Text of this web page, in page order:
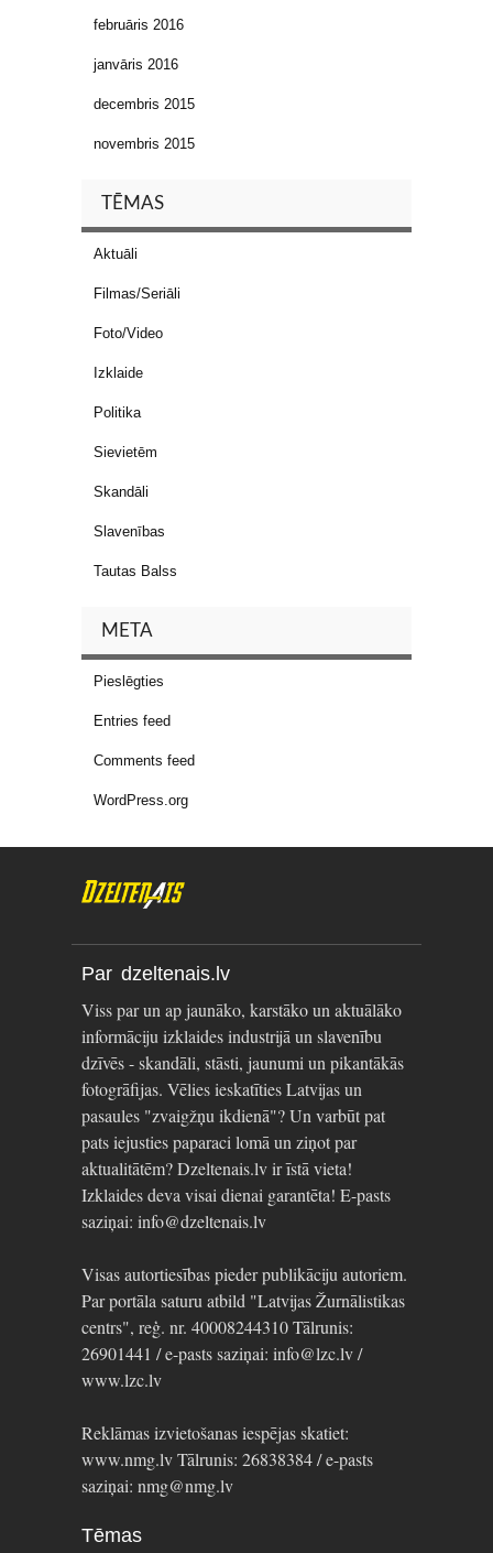
februāris 2016
janvāris 2016
decembris 2015
novembris 2015
TĒMAS
Aktuāli
Filmas/Seriāli
Foto/Video
Izklaide
Politika
Sievietēm
Skandāli
Slavenības
Tautas Balss
META
Pieslēgties
Entries feed
Comments feed
WordPress.org
Par dzeltenais.lv
Viss par un ap jaunāko, karstāko un aktuālāko
informāciju izklaides industrijā un slavenību
dzīvēs - skandāli, stāsti, jaunumi un pikantākās
fotogrāfijas. Vēlies ieskatīties Latvijas un
pasaules "zvaigžņu ikdienā"? Un varbūt pat
pats iejusties paparaci lomā un ziņot par
aktualitātēm? Dzeltenais.lv ir īstā vieta!
Izklaides deva visai dienai garantēta! E-pasts
saziņai: info@dzeltenais.lv
Visas autortiesības pieder publikāciju autoriem.
Par portāla saturu atbild "Latvijas Žurnālistikas
centrs", reģ. nr. 40008244310 Tālrunis:
26901441 / e-pasts saziņai: info@lzc.lv /
www.lzc.lv
Reklāmas izvietošanas iespējas skatiet:
www.nmg.lv Tālrunis: 26838384 / e-pasts
saziņai: nmg@nmg.lv
Tēmas